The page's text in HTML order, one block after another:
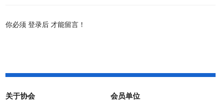
你必须登录后 才能留言！
关于协会 会员单位